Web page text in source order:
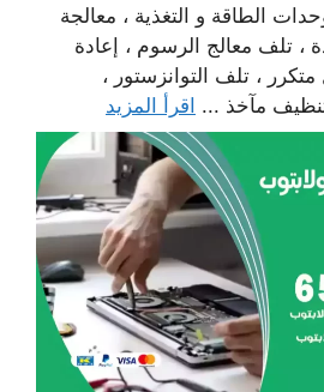
الطاقة و التغذية ، معالجة
، تلف معالج الرسوم ، إعادة
، تلف التوانزستور ،
تنظيف مآخذ ... اقرأ المزيد